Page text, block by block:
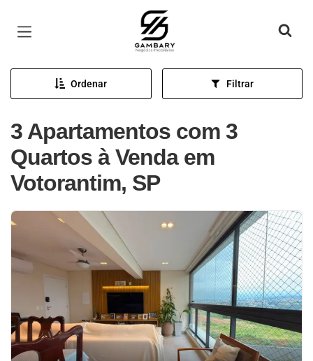
Página inicial
Ordenar Filtrar
3 Apartamentos com 3
Quartos à Venda em
Votorantim, SP